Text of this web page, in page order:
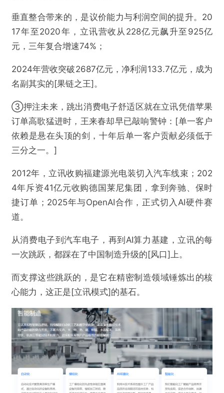
垂直整合带来的，是议价能力与利润空间的提升。20
17年至2020年，立讯营收从228亿元飙升至925亿
元，三年复合增速74%；
2024年营收突破2687亿元，净利润133.7亿元，成为
名副其实的[果链之王]。
③押注未来，跳出消费电子舒适区就在立讯凭借苹果
订单高歌猛进时，王来春却早已敲响警钟：[单一客户
依赖是悬在头顶的剑，十年后单一客户贡献必须低于
三分之一。]
2012年，立讯收购福建源光电装切入汽车线束；202
4年斥资41亿元收购德国莱尼集团，拿到奔驰、保时
捷订单；2025年与OpenAI合作，正式切入AI硬件赛
道。
从消费电子到汽车电子，再到AI算力基建，立讯的每
一次跳跃，都踩在了中国制造升级的[风口]上。
而支撑这些跳跃的，是它在精密制造领域锤炼出的核
心能力，这正是[立讯模式]的基石。